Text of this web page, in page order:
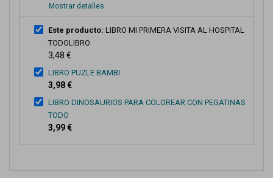
Mostrar detalles
Este producto: LIBRO MI PRIMERA VISITA AL HOSPITAL
TODOLIBRO
3,48 €
LIBRO PUZLE BAMBI
3,98 €
LIBRO DINOSAURIOS PARA COLOREAR CON PEGATINAS
TODO
3,99 €